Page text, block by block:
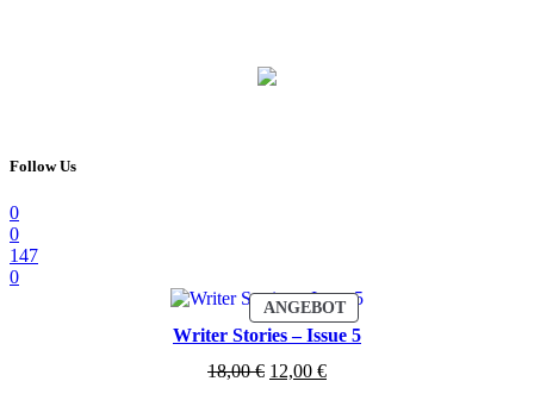
Follow Us
0
0
147
0
ANGEBOTPRODUKT
IM
ANGEBOT
Writer Stories – Issue 5
18,00€ Ursprünglicher
12,00 €Aktueller